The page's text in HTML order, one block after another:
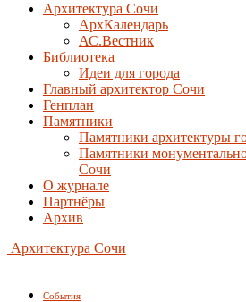
Архитектура Сочи
АрхКалендарь
АС.Вестник
Библиотека
Идеи для города
Главный архитектор Сочи
Генплан
Памятники
Памятники архитектуры
Памятники
Сочи
О журнале
Партнёры
Архив
Архитектура Сочи
События